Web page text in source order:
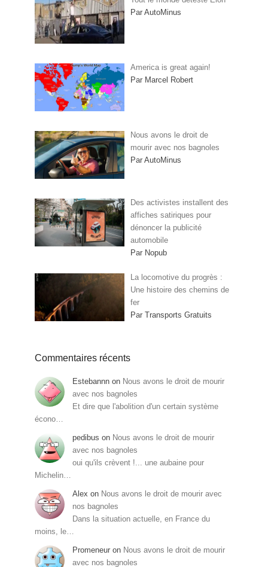
Par AutoMinus
America is great again!
Par Marcel Robert
Nous avons le droit de
mourir avec nos bagnoles
Par AutoMinus
Des activistes installent des
affiches satiriques pour
dénoncer la publicité
automobile
Par Nopub
La locomotive du progrès :
Une histoire des chemins de
fer
Par Transports Gratuits
Commentaires récents
Estebannn on Nous avons le droit de mourir
avec nos bagnoles
Et dire que l'abolition d'un certain système
écono…
pedibus on Nous avons le droit de mourir
avec nos bagnoles
oui qu'ils crèvent !... une aubaine pour
Michelin…
Alex on Nous avons le droit de mourir avec
nos bagnoles
Dans la situation actuelle, en France du
moins, le…
Promeneur on Nous avons le droit de mourir
avec nos bagnoles